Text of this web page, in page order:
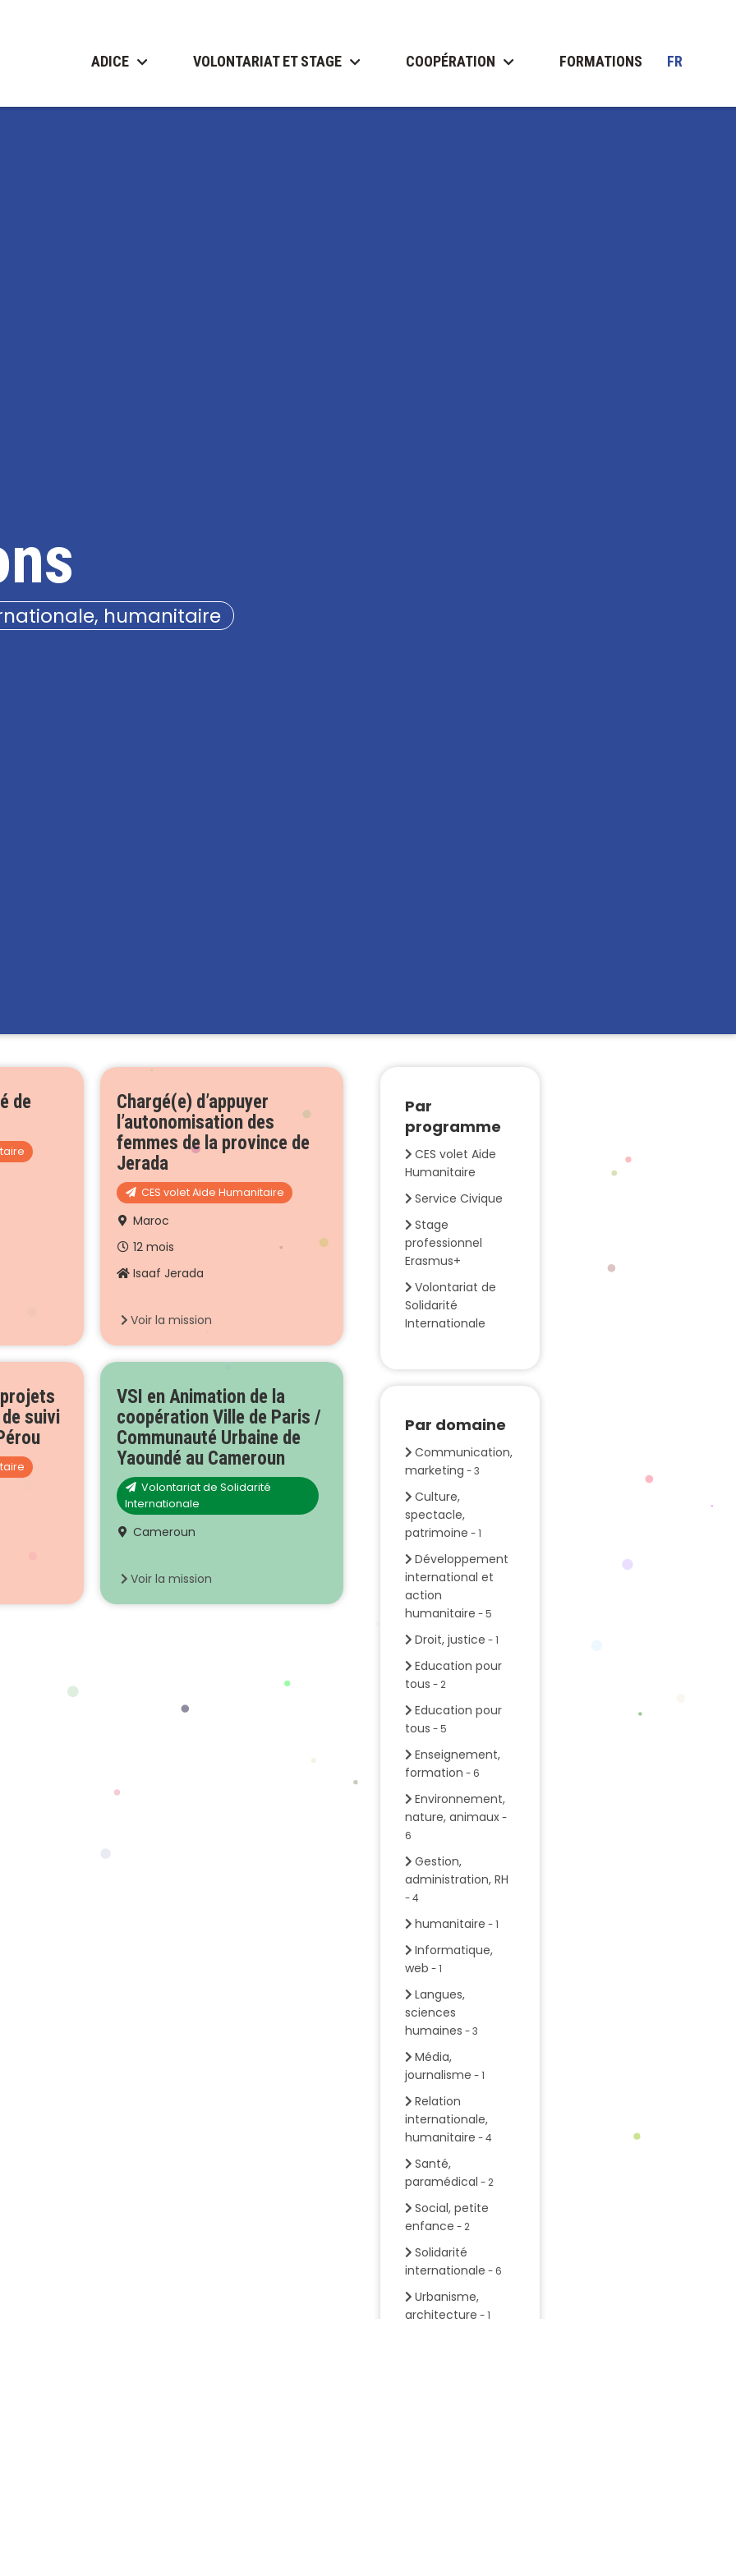
ADICE VOLONTARIAT ET STAGE COOPÉRATION FORMATIONS FR
humanitaire
de
Chargé(e) d’appuyer
l’autonomisation des
femmes de la province de
Jerada
CES volet Aide Humanitaire
Maroc
12 mois
Isaaf Jerada
Voir la mission
suivi
VSI en Animation de la
coopération Ville de Paris /
Communauté Urbaine de
Yaoundé au Cameroun
Volontariat de Solidarité
Internationale
Cameroun
Voir la mission
Par
programme
CES volet Aide
Humanitaire
Service Civique
Stage
professionnel
Erasmus+
Volontariat de
Solidarité
Internationale
Par domaine
Communication,
marketing - 3
Culture,
spectacle,
patrimoine - 1
Développement
international et
action
humanitaire - 5
Droit, justice - 1
Education pour
tous - 2
Education pour
tous - 5
Enseignement,
formation - 6
Environnement,
nature, animaux-
6
Gestion,
administration, RH
- 4
humanitaire - 1
Informatique,
web - 1
Langues,
sciences
humaines - 3
Média,
journalisme - 1
Relation
internationale,
humanitaire - 4
Santé,
paramédical - 2
Social, petite
enfance - 2
Solidarité
internationale - 6
Urbanisme,
architecture - 1